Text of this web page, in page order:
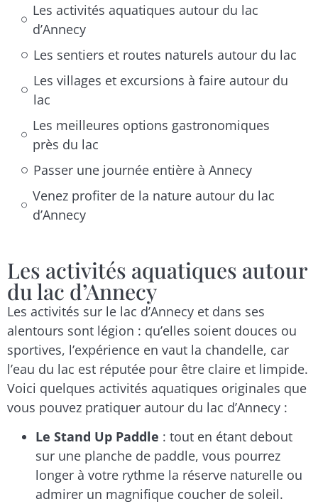
Les activités aquatiques autour du lac
d’Annecy
Les sentiers et routes naturels autour du lac
Les villages et excursions à faire autour du
lac
Les meilleures options gastronomiques
près du lac
Passer une journée entière à Annecy
Venez profiter de la nature autour du lac
d’Annecy
Les activités aquatiques autour
du lac d’Annecy
Les activités sur le lac d’Annecy et dans ses
alentours sont légion : qu’elles soient douces ou
sportives, l’expérience en vaut la chandelle, car
l’eau du lac est réputée pour être claire et limpide.
Voici quelques activités aquatiques originales que
vous pouvez pratiquer autour du lac d’Annecy :
Le Stand Up Paddle : tout en étant debout
sur une planche de paddle, vous pourrez
longer à votre rythme la réserve naturelle ou
admirer un magnifique coucher de soleil.